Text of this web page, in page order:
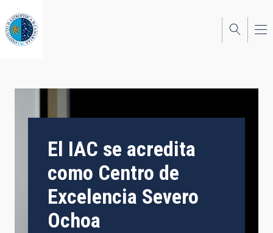
al
contenido
principal
El IAC se acredita
como Centro de
Excelencia Severo
Ochoa